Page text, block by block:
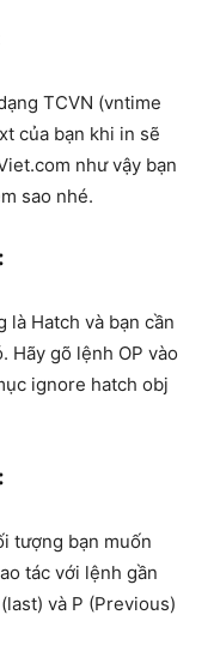
TCVN (vntime
của bạn khi in sẽ
như vậy bạn
sao nhé.
là Hatch và bạn cần
Hãy gõ lệnh OP vào
ignore hatch obj
tượng bạn muốn
tác với lệnh gần
và P (Previous)